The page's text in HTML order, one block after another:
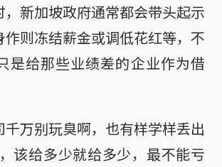
新加坡政府通常都会带头起示
作则冻结薪金或调低花红等，不
是给那些业绩差的企业作为借
千万别玩臭啊，也有样学样丢出
该给多少就给多少，最不能亏